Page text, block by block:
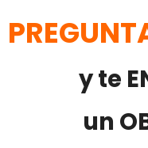
y te
un